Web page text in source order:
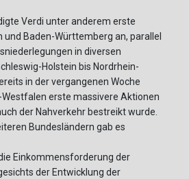
Verdi unter anderem erste
und Baden-Württemberg an, parallel
in diversen
Holstein bis Nordrhein-
in der vergangenen Woche
erste massivere Aktionen
der Nahverkehr bestreikt wurde.
Bundesländern gab es
Einkommensforderung der
der Entwicklung der